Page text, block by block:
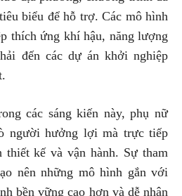
biểu để hỗ trợ. Các mô hình
thích ứng khí hậu, năng lượng
đến các dự án khởi nghiệp
các sáng kiến này, phụ nữ
người hưởng lợi mà trực tiếp
thiết kế và vận hành. Sự tham
nên những mô hình gắn với
bền vững cao hơn và dễ nhân